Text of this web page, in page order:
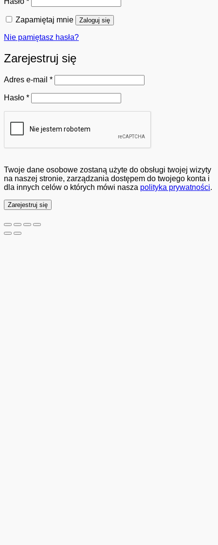
Zapamiętaj mnie Zaloguj się
Nie pamiętasz hasła?
Zarejestruj się
Adres e-mail *Wymagane
Hasło *Wymagane
Twoje dane osobowe zostaną użyte do obsługi twojej wizyty
na naszej stronie, zarządzania dostępem do twojego konta i
dla innych celów o których mówi nasza polityka prywatności.
Zarejestruj się